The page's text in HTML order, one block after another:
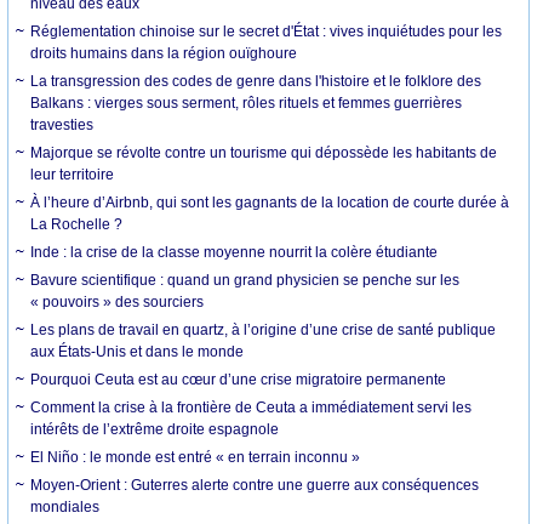
niveau des eaux
Réglementation chinoise sur le secret d'État : vives inquiétudes pour les
droits humains dans la région ouïghoure
La transgression des codes de genre dans l'histoire et le folklore des
Balkans : vierges sous serment, rôles rituels et femmes guerrières
travesties
Majorque se révolte contre un tourisme qui dépossède les habitants de
leur territoire
À l’heure d’Airbnb, qui sont les gagnants de la location de courte durée à
La Rochelle ?
Inde : la crise de la classe moyenne nourrit la colère étudiante
Bavure scientifique : quand un grand physicien se penche sur les
« pouvoirs » des sourciers
Les plans de travail en quartz, à l’origine d’une crise de santé publique
aux États-Unis et dans le monde
Pourquoi Ceuta est au cœur d’une crise migratoire permanente
Comment la crise à la frontière de Ceuta a immédiatement servi les
intérêts de l’extrême droite espagnole
El Niño : le monde est entré « en terrain inconnu »
Moyen-Orient : Guterres alerte contre une guerre aux conséquences
mondiales